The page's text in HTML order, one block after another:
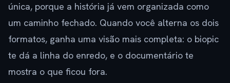
única, porque a história já vem organizada como
um caminho fechado. Quando você alterna os dois
formatos, ganha uma visão mais completa: o biopic
te dá a linha do enredo, e o documentário te
mostra o que ficou fora.